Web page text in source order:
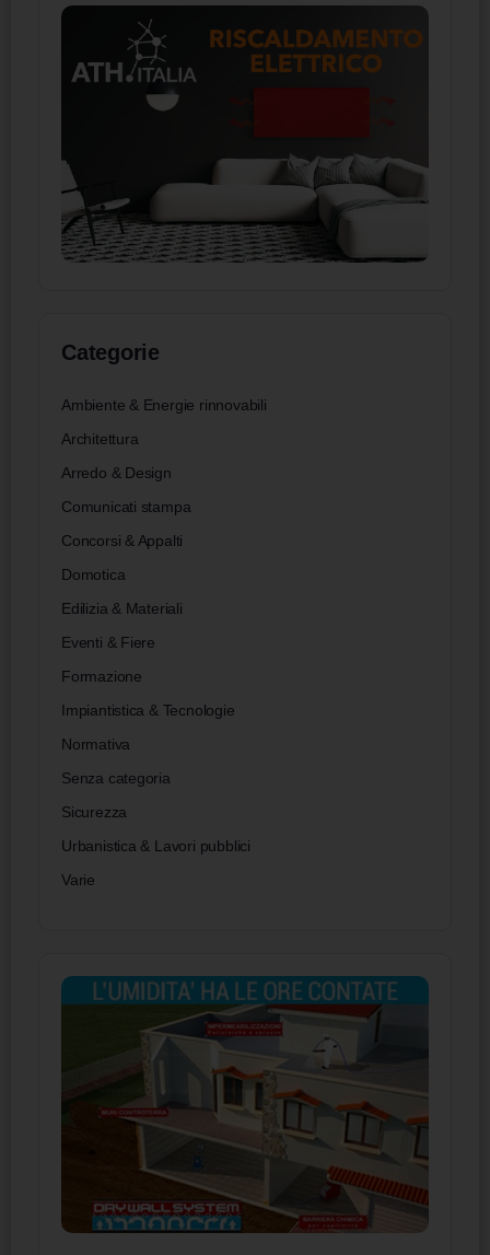
Categorie
Ambiente & Energie rinnovabili
Architettura
Arredo & Design
Comunicati stampa
Concorsi & Appalti
Domotica
Edilizia & Materiali
Eventi & Fiere
Formazione
Impiantistica & Tecnologie
Normativa
Senza categoria
Sicurezza
Urbanistica & Lavori pubblici
Varie